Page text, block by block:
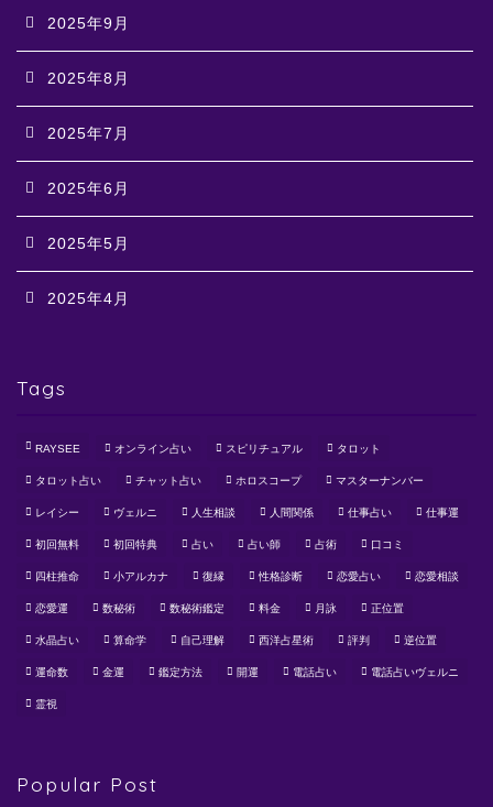
2025年9月
2025年8月
2025年7月
2025年6月
2025年5月
2025年4月
Tags
RAYSEE オンライン占い スピリチュアル タロット
タロット占い チャット占い ホロスコープ マスターナンバー
レイシー ヴェルニ 人生相談 人間関係 仕事占い 仕事運
初回無料 初回特典 占い 占い師 占術 口コミ
四柱推命 小アルカナ 復縁 性格診断 恋愛占い 恋愛相談
恋愛運 数秘術 数秘術鑑定 料金 月詠 正位置
水晶占い 算命学 自己理解 西洋占星術 評判 逆位置
運命数 金運 鑑定方法 開運 電話占い 電話占いヴェルニ
霊視
Popular Post